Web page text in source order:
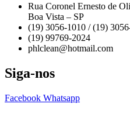
Rua Coronel Ernesto de
Boa Vista – SP
(19) 3056-1010 / (19)
(19) 99769-2024
phlclean@hotmail.com
Siga-nos
Facebook Whatsapp